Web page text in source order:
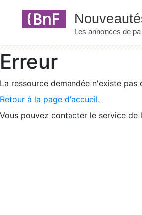
Erreur
La ressource demandée n'existe
Retour à la page d'accueil.
Vous pouvez contacter le service de